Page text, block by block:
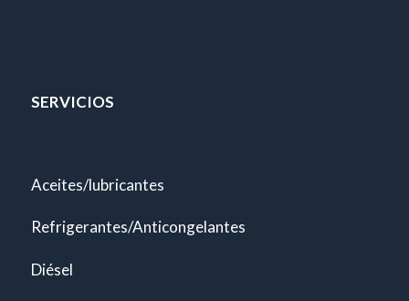
SERVICIOS
Aceites/lubricantes
Refrigerantes/Anticongelantes
Diésel